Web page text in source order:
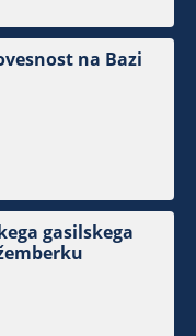
na Bazi
gasilskega